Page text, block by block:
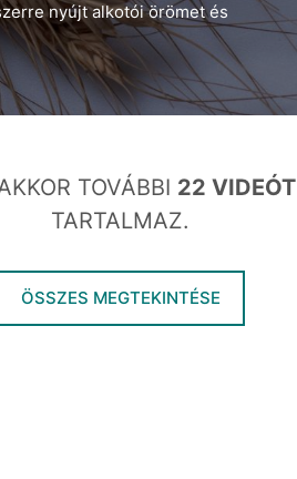
nyújt alkotói örömet és
TOVÁBBI 22 VIDEÓT
TARTALMAZ.
ÖSSZES MEGTEKINTÉSE